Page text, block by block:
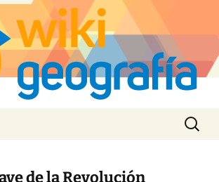
Buscar:
de la Revolución